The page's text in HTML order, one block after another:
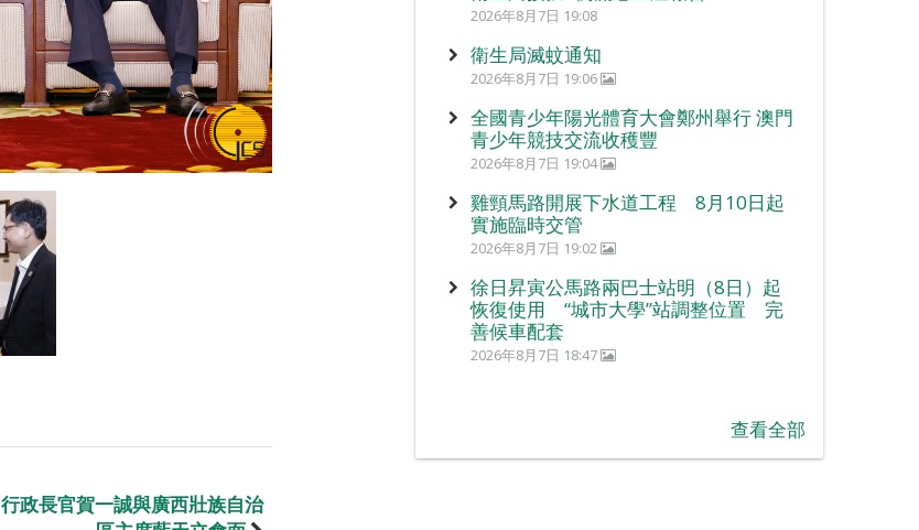
行政長官賀一誠與廣西壯族自治
2026年8月7日 19:08
衛生局滅蚊通知
2026年8月7日 19:06
全國青少年陽光體育大會鄭州舉行 澳門
青少年競技交流收穫豐
2026年8月7日 19:04
雞頸馬路開展下水道工程 8月10日起
實施臨時交管
2026年8月7日 19:02
徐日昇寅公馬路兩巴士站明（8日）起
恢復使用 “城市大學”站調整位置 完
善候車配套
2026年8月7日 18:47
查看全部